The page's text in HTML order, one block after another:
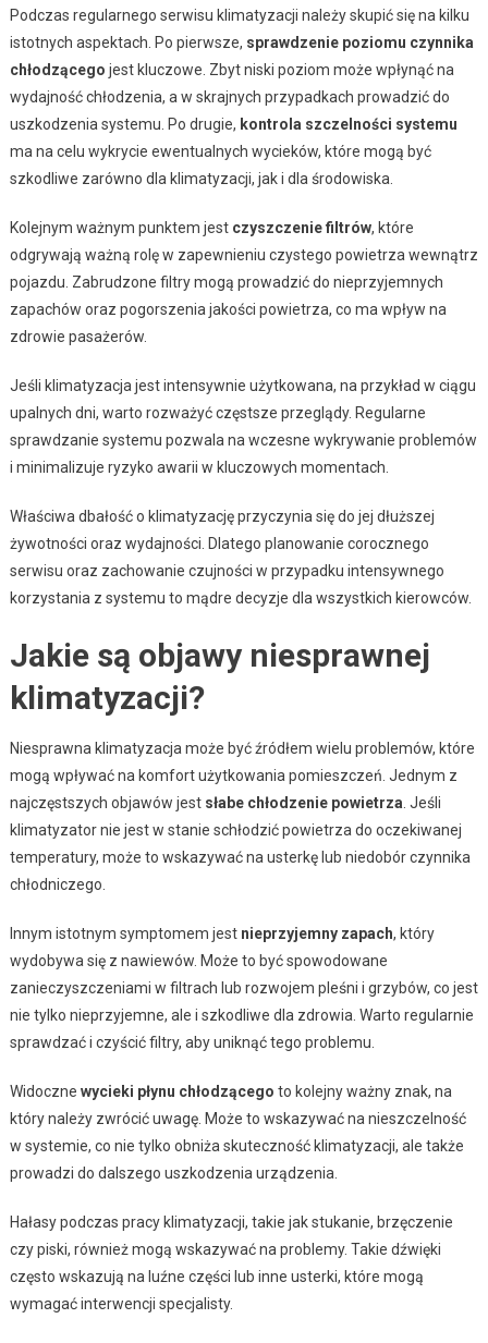
Podczas regularnego serwisu klimatyzacji należy skupić się na kilku
istotnych aspektach. Po pierwsze, sprawdzenie poziomu czynnika
chłodzącego jest kluczowe. Zbyt niski poziom może wpłynąć na
wydajność chłodzenia, a w skrajnych przypadkach prowadzić do
uszkodzenia systemu. Po drugie, kontrola szczelności systemu
ma na celu wykrycie ewentualnych wycieków, które mogą być
szkodliwe zarówno dla klimatyzacji, jak i dla środowiska.
Kolejnym ważnym punktem jest czyszczenie filtrów, które
odgrywają ważną rolę w zapewnieniu czystego powietrza wewnątrz
pojazdu. Zabrudzone filtry mogą prowadzić do nieprzyjemnych
zapachów oraz pogorszenia jakości powietrza, co ma wpływ na
zdrowie pasażerów.
Jeśli klimatyzacja jest intensywnie użytkowana, na przykład w ciągu
upalnych dni, warto rozważyć częstsze przeglądy. Regularne
sprawdzanie systemu pozwala na wczesne wykrywanie problemów
i minimalizuje ryzyko awarii w kluczowych momentach.
Właściwa dbałość o klimatyzację przyczynia się do jej dłuższej
żywotności oraz wydajności. Dlatego planowanie corocznego
serwisu oraz zachowanie czujności w przypadku intensywnego
korzystania z systemu to mądre decyzje dla wszystkich kierowców.
Jakie są objawy niesprawnej
klimatyzacji?
Niesprawna klimatyzacja może być źródłem wielu problemów, które
mogą wpływać na komfort użytkowania pomieszczeń. Jednym z
najczęstszych objawów jest słabe chłodzenie powietrza . Jeśli
klimatyzator nie jest w stanie schłodzić powietrza do oczekiwanej
temperatury, może to wskazywać na usterkę lub niedobór czynnika
chłodniczego.
Innym istotnym symptomem jest nieprzyjemny zapach, który
wydobywa się z nawiewów. Może to być spowodowane
zanieczyszczeniami w filtrach lub rozwojem pleśni i grzybów, co jest
nie tylko nieprzyjemne, ale i szkodliwe dla zdrowia. Warto regularnie
sprawdzać i czyścić filtry, aby uniknąć tego problemu.
Widoczne wycieki płynu chłodzącego to kolejny ważny znak, na
który należy zwrócić uwagę. Może to wskazywać na nieszczelność
w systemie, co nie tylko obniża skuteczność klimatyzacji, ale także
prowadzi do dalszego uszkodzenia urządzenia.
Hałasy podczas pracy klimatyzacji, takie jak stukanie, brzęczenie
czy piski, również mogą wskazywać na problemy. Takie dźwięki
często wskazują na luźne części lub inne usterki, które mogą
wymagać interwencji specjalisty.